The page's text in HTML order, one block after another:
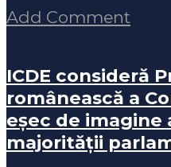
Add Comment
ICDE consideră
românească a
eșec de imagine
majorității